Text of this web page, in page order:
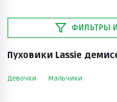
ФИЛЬТРЫ
Пуховики Lassie
Девочки Мальчики